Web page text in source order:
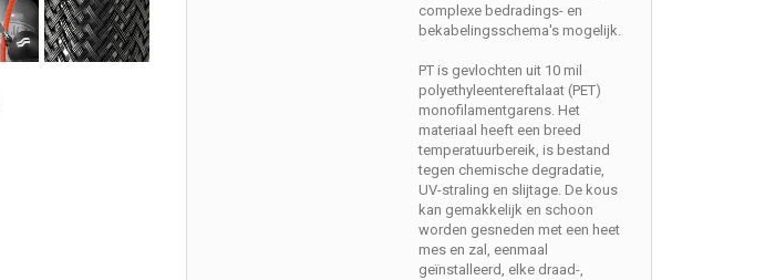
complexe bedradings- en
bekabelingsschema's mogelijk.
PT is gevlochten uit 10 mil
polyethyleentereftalaat (PET)
monofilamentgarens. Het
materiaal heeft een breed
temperatuurbereik, is bestand
tegen chemische degradatie,
UV-straling en slijtage. De kous
kan gemakkelijk en schoon
worden gesneden met een heet
mes en zal, eenmaal
geïnstalleerd, elke draad-,